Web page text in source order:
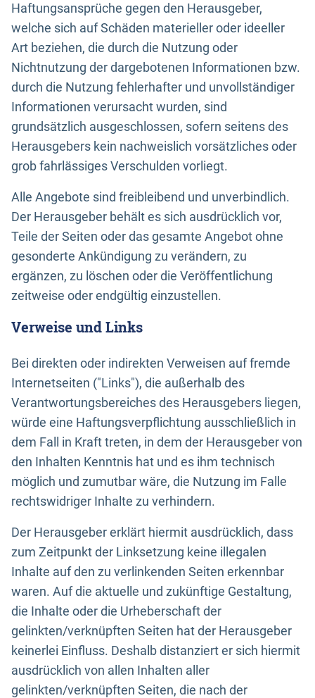
Haftungsansprüche gegen den Herausgeber,
welche sich auf Schäden materieller oder ideeller
Art beziehen, die durch die Nutzung oder
Nichtnutzung der dargebotenen Informationen bzw.
durch die Nutzung fehlerhafter und unvollständiger
Informationen verursacht wurden, sind
grundsätzlich ausgeschlossen, sofern seitens des
Herausgebers kein nachweislich vorsätzliches oder
grob fahrlässiges Verschulden vorliegt.
Alle Angebote sind freibleibend und unverbindlich.
Der Herausgeber behält es sich ausdrücklich vor,
Teile der Seiten oder das gesamte Angebot ohne
gesonderte Ankündigung zu verändern, zu
ergänzen, zu löschen oder die Veröffentlichung
zeitweise oder endgültig einzustellen.
Verweise und Links
Bei direkten oder indirekten Verweisen auf fremde
Internetseiten ("Links"), die außerhalb des
Verantwortungsbereiches des Herausgebers liegen,
würde eine Haftungsverpflichtung ausschließlich in
dem Fall in Kraft treten, in dem der Herausgeber von
den Inhalten Kenntnis hat und es ihm technisch
möglich und zumutbar wäre, die Nutzung im Falle
rechtswidriger Inhalte zu verhindern.
Der Herausgeber erklärt hiermit ausdrücklich, dass
zum Zeitpunkt der Linksetzung keine illegalen
Inhalte auf den zu verlinkenden Seiten erkennbar
waren. Auf die aktuelle und zukünftige Gestaltung,
die Inhalte oder die Urheberschaft der
gelinkten/verknüpften Seiten hat der Herausgeber
keinerlei Einfluss. Deshalb distanziert er sich hiermit
ausdrücklich von allen Inhalten aller
gelinkten/verknüpften Seiten, die nach der